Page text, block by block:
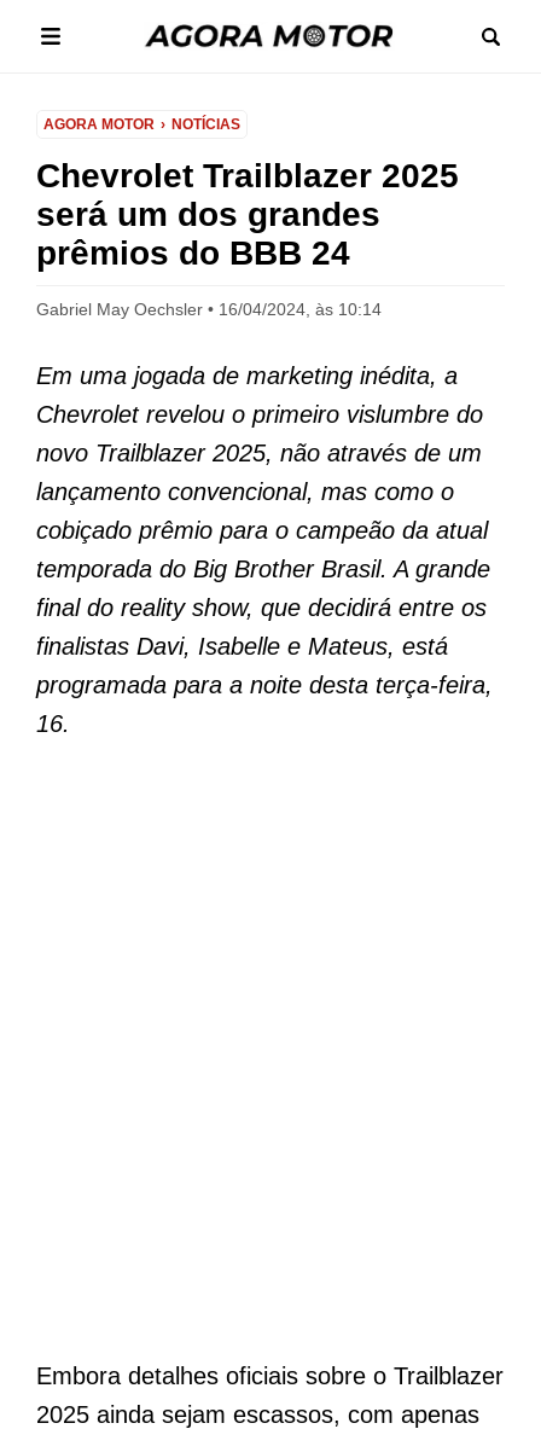
AGORA MOTOR NOTÍCIAS
Chevrolet Trailblazer 2025
será um dos grandes
prêmios do BBB 24
Gabriel May Oechsler 16/04/2024, às 10:14
Em uma jogada de marketing inédita, a
Chevrolet revelou o primeiro vislumbre do
novo Trailblazer 2025, não através de um
lançamento convencional, mas como o
cobiçado prêmio para o campeão da atual
temporada do Big Brother Brasil. A grande
final do reality show, que decidirá entre os
finalistas Davi, Isabelle e Mateus, está
programada para a noite desta terça-feira,
16.
Embora detalhes oficiais sobre o Trailblazer
2025 ainda sejam escassos, com apenas